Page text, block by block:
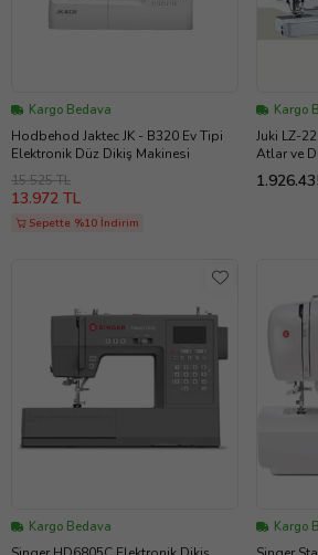
Kargo Bedava
Hodbehod Jaktec JK - B320 Ev Tipi
Elektronik Düz Dikiş Makinesi
15.525 TL
13.972 TL
Sepette %10 İndirim
Kargo
Juki LZ-
Atlar ve
Kargo Bedava Kargo